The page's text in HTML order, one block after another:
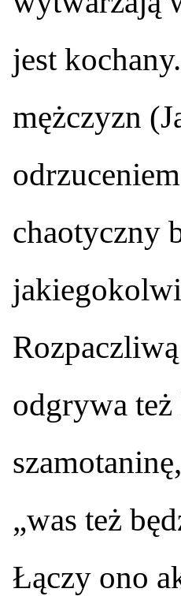
jest
mężczyzn
chaotyczny
odgrywa
„was też
Łączy ono